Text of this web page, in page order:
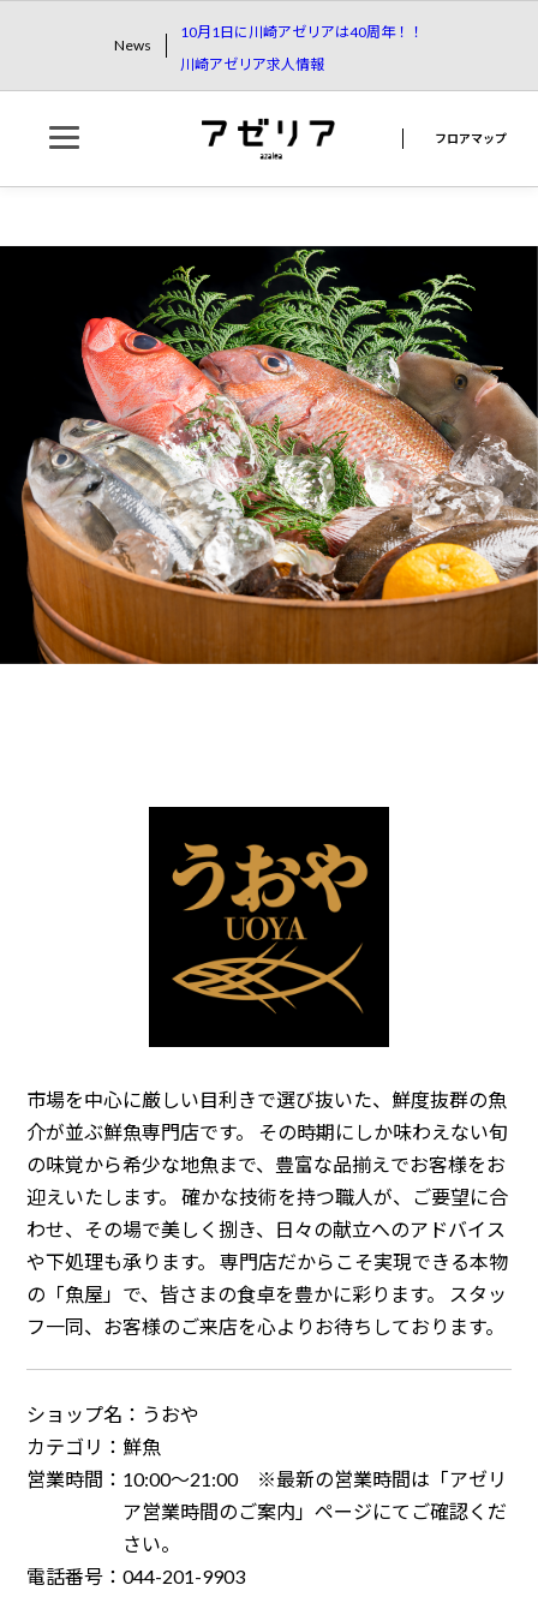
News
10月1日に川崎アゼリアは40周年！！
川崎アゼリア求人情報
フロアマップ
市場を中心に厳しい目利きで選び抜いた、鮮度抜群の魚
介が並ぶ鮮魚専門店です。 その時期にしか味わえない旬
の味覚から希少な地魚まで、豊富な品揃えでお客様をお
迎えいたします。 確かな技術を持つ職人が、ご要望に合
わせ、その場で美しく捌き、日々の献立へのアドバイス
や下処理も承ります。 専門店だからこそ実現できる本物
の「魚屋」で、皆さまの食卓を豊かに彩ります。 スタッ
フ一同、お客様のご来店を心よりお待ちしております。
ショップ名： うおや
カテゴリ： 鮮魚
営業時間： 10:00～21:00 ※最新の営業時間は「アゼリ
ア営業時間のご案内」ページにてご確認くだ
さい。
電話番号：044-201-9903